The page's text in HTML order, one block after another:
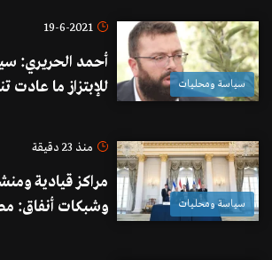
سياسة ومحليات
19-6-2021
أحمد الحريري:
للإبتزاز ما عادت
صرفة وصلاحيات
نحميها برموش
سياسة ومحليات
منذ 23 دقيقة
مراكز قيادية
وشبكات أنفاق: